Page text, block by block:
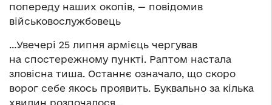
попереду наших окопів, — повідомив
військовослужбовець
…Увечері 25 липня армієць чергував
на спостережному пункті. Раптом настала
зловісна тиша. Останнє означало, що скоро
ворог себе якось проявить. Буквально за кілька
хвилин розпочалося…